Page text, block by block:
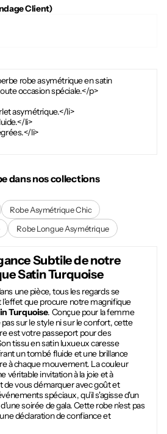
Client)
robe asymétrique en satin
occasion spéciale.</p>
asymétrique.</li>
li>
li>
dans nos collections
Robe Asymétrique Chic
Robe Longue Asymétrique
Subtile de notre
Satin Turquoise
une pièce, tous les regards se
l'effet que procure notre magnifique
Turquoise. Conçue pour la femme
sur le style ni sur le confort, cette
est votre passeport pour des
tissu en satin luxueux caresse
un tombé fluide et une brillance
à chaque mouvement. La couleur
véritable invitation à la joie et à
de vous démarquer avec goût et
spéciaux, qu'il s'agisse d'un
soirée de gala. Cette robe n'est pas
déclaration de confiance et